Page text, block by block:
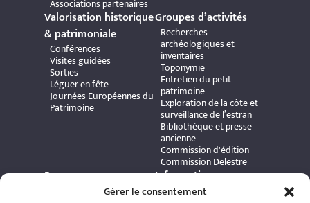
Gérer le consentement
Associations partenaires
Valorisation historique
& patrimoniale
Conférences
Visites guidées
Sorties
Léguer en fête
Journées Européennes du
Patrimoine
Groupes d’activités
Recherches
archéologiques et
inventaires
Toponymie
Entretien du petit
patrimoine
Exploration de la côte et
surveillance de l’estran
Bibliothèque et presse
ancienne
Commission d'édition
Commission Delestre
Ressources
Carte interactive
Informations
pratiques